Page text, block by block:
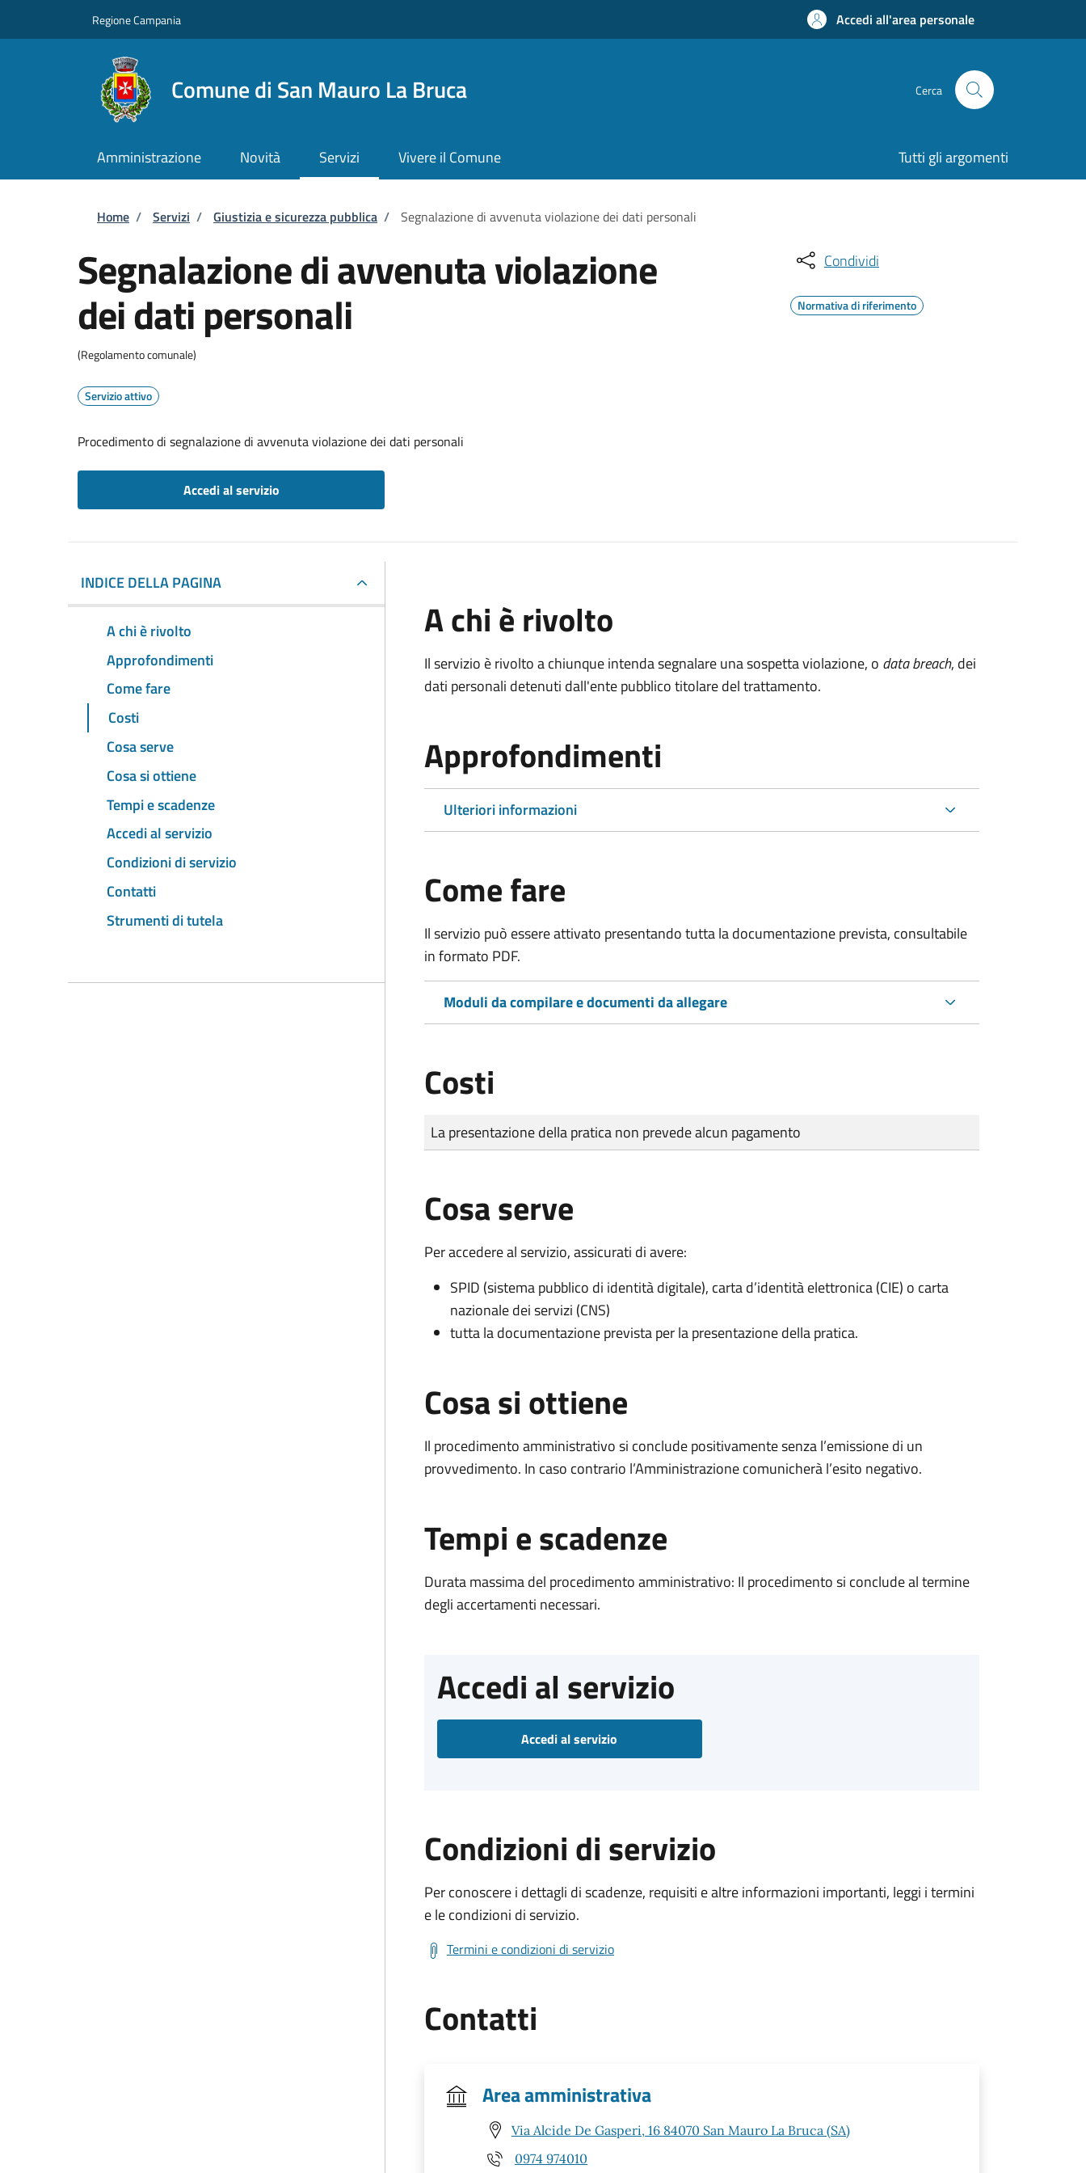
Regione Campania Accedi all'area personale
Comune di San Mauro La Bruca Cerca
Amministrazione Novità Servizi Vivere il Comune Tutti gli argomenti
Briciole di pane
Home / Servizi / Giustizia e sicurezza pubblica / Segnalazione di avvenuta violazione dei dati personali
Segnalazione di avvenuta violazione
dei dati personali
(Regolamento comunale)
Servizio attivo
Procedimento di segnalazione di avvenuta violazione dei dati personali
Accedi al servizio
Condividi
Normativa di riferimento
INDICE DELLA PAGINA
A chi è rivolto
Approfondimenti
Come fare
Costi
Cosa serve
Cosa si ottiene
Tempi e scadenze
Accedi al servizio
Condizioni di servizio
Contatti
Strumenti di tutela
A chi è rivolto
Il servizio è rivolto a chiunque intenda segnalare una sospetta violazione, o data breach, dei
dati personali detenuti dall'ente pubblico titolare del trattamento.
Approfondimenti
Ulteriori informazioni
Come fare
Il servizio può essere attivato presentando tutta la documentazione prevista, consultabile
in formato PDF.
Moduli da compilare e documenti da allegare
Costi
Tipo di pagamento
Importo
La presentazione della pratica non prevede alcun pagamento
Cosa serve
Per accedere al servizio, assicurati di avere:
SPID (sistema pubblico di identità digitale), carta d’identità elettronica (CIE) o carta
nazionale dei servizi (CNS)
tutta la documentazione prevista per la presentazione della pratica.
Cosa si ottiene
Il procedimento amministrativo si conclude positivamente senza l’emissione di un
provvedimento. In caso contrario l’Amministrazione comunicherà l’esito negativo.
Tempi e scadenze
Durata massima del procedimento amministrativo: Il procedimento si conclude al termine
degli accertamenti necessari.
Accedi al servizio
Accedi al servizio
Condizioni di servizio
Per conoscere i dettagli di scadenze, requisiti e altre informazioni importanti, leggi i termini
e le condizioni di servizio.
Termini e condizioni di servizio
Contatti
Area amministrativa
Via Alcide De Gasperi, 16 84070 San Mauro La Bruca (SA)
0974 974010